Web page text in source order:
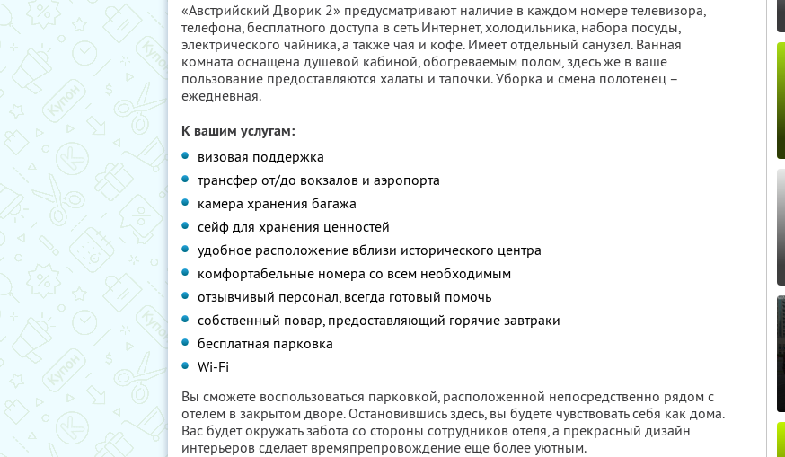
«Австрийский Дворик 2» предусматривают наличие в каждом номере телевизора,
телефона, бесплатного доступа в сеть Интернет, холодильника, набора посуды,
электрического чайника, а также чая и кофе. Имеет отдельный санузел. Ванная
комната оснащена душевой кабиной, обогреваемым полом, здесь же в ваше
пользование предоставляются халаты и тапочки. Уборка и смена полотенец –
ежедневная.
К вашим услугам:
визовая поддержка
трансфер от/до вокзалов и аэропорта
камера хранения багажа
сейф для хранения ценностей
удобное расположение вблизи исторического центра
комфортабельные номера со всем необходимым
отзывчивый персонал, всегда готовый помочь
собственный повар, предоставляющий горячие завтраки
бесплатная парковка
Wi-Fi
Вы сможете воспользоваться парковкой, расположенной непосредственно рядом с
отелем в закрытом дворе. Остановившись здесь, вы будете чувствовать себя как дома.
Вас будет окружать забота со стороны сотрудников отеля, а прекрасный дизайн
интерьеров сделает времяпрепровождение еще более уютным.